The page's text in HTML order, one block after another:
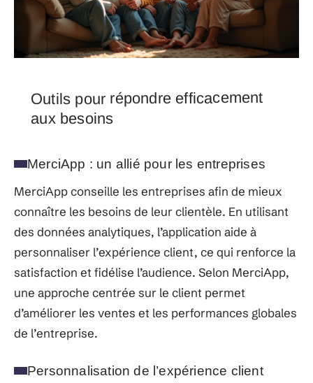
Outils pour répondre efficacement
aux besoins
MerciApp : un allié pour les entreprises
MerciApp conseille les entreprises afin de mieux
connaître les besoins de leur clientèle. En utilisant
des données analytiques, l’application aide à
personnaliser l’expérience client, ce qui renforce la
satisfaction et fidélise l’audience. Selon MerciApp,
une approche centrée sur le client permet
d’améliorer les ventes et les performances globales
de l’entreprise.
Personnalisation de l’expérience client